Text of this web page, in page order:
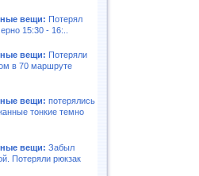
вещи: Потерял
15:30 - 16:..
вещи: Потеряли
в 70 маршруте
вещи: потерялись
тонкие темно
вещи: Забыл
Потеряли рюкзак